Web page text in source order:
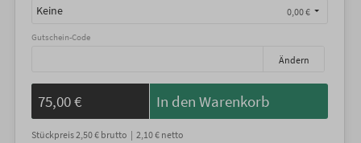
Keine 0,00 €
Gutschein-Code
Ändern
75,00 € In den Warenkorb
Stückpreis2,50 € brutto | 2,10 € netto